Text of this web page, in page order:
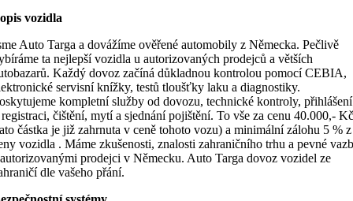
vozidla
Auto Targa a dovážíme ověřené automobily z Německa. Pečlivě
ta nejlepší vozidla u autorizovaných prodejců a větších
Každý dovoz začíná důkladnou kontrolou pomocí CEBIA,
servisní knížky, testů tloušťky laku a diagnostiky.
kompletní služby od dovozu, technické kontroly, přihlášení
čištění, mytí a sjednání pojištění. To vše za cenu 40.000,-
částka je již zahrnuta v ceně tohoto vozu) a minimální zálohu 5 % z
vozidla . Máme zkušenosti, znalosti zahraničního trhu a pevné
prodejci v Německu. Auto Targa dovoz vozidel ze
dle vašeho přání.